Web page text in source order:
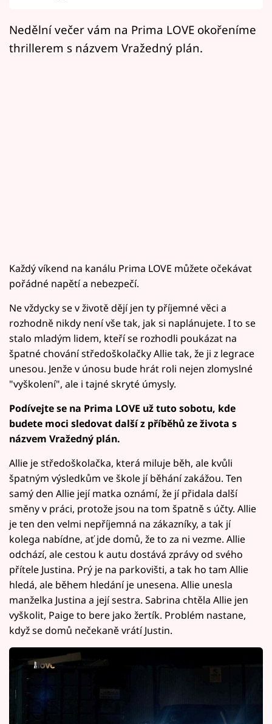
Mámy sobě
Nedělní večer vám na Prima LOVE okořeníme
thrillerem s názvem Vražedný plán.
Každý víkend na kanálu Prima LOVE můžete očekávat
pořádné napětí a nebezpečí.
Ne vždycky se v životě dějí jen ty příjemné věci a
rozhodně nikdy není vše tak, jak si naplánujete. I to se
stalo mladým lidem, kteří se rozhodli poukázat na
špatné chování středoškolačky Allie tak, že ji z legrace
unesou. Jenže v únosu bude hrát roli nejen zlomyslné
"vyškolení", ale i tajné skryté úmysly.
Podívejte se na Prima LOVE už tuto sobotu, kde
budete moci sledovat další z příběhů ze života s
názvem Vražedný plán.
Allie je středoškolačka, která miluje běh, ale kvůli
špatným výsledkům ve škole jí běhání zakážou. Ten
samý den Allie její matka oznámí, že jí přidala další
směny v práci, protože jsou na tom špatně s účty. Allie
je ten den velmi nepříjemná na zákazníky, a tak jí
kolega nabídne, ať jde domů, že to za ni vezme. Allie
odchází, ale cestou k autu dostává zprávy od svého
přítele Justina. Prý je na parkovišti, a tak ho tam Allie
hledá, ale během hledání je unesena. Allie unesla
manželka Justina a její sestra. Sabrina chtěla Allie jen
vyškolit, Paige to bere jako žertík. Problém nastane,
když se domů nečekaně vrátí Justin.